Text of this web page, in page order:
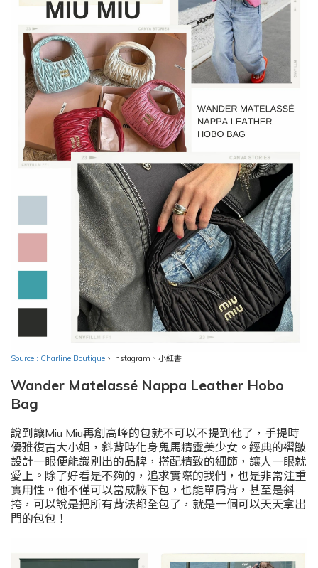
Source : Charline Boutique 、 Instagram 、小紅書
Wander Matelassé Nappa Leather Hobo
Bag
說到讓Miu Miu再創高峰的包就不可以不提到他了，手提時
優雅復古大小姐，斜背時化身鬼馬精靈美少女。經典的褶皺
設計一眼便能識別出的品牌，搭配精致的細節，讓人一眼就
愛上。除了好看是不夠的，追求實際的我們，也是非常注重
實用性。他不僅可以當成腋下包，也能單肩背，甚至是斜
挎，可以說是把所有背法都全包了，就是一個可以天天拿出
門的包包！